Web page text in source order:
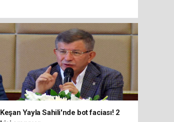
Keşan Yayla Sahili'nde bot faciası! 2